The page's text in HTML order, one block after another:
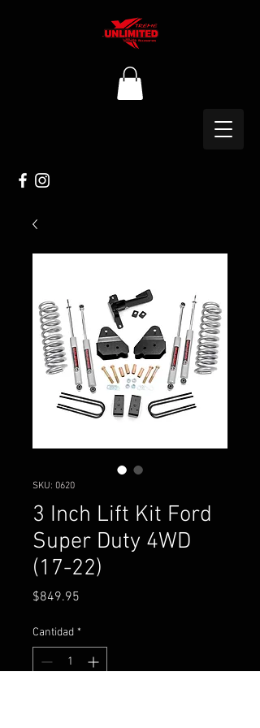
SKU: 0620
3 Inch Lift Kit Ford
Super Duty 4WD
(17-22)
$849.95
Cantidad *